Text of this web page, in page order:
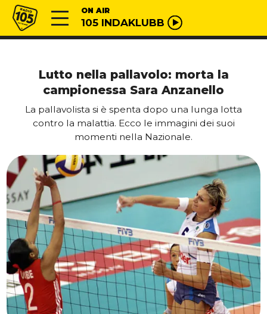
Vai al contenuto
Radio 105 ON AIR
105 INDAKLUBB
Lutto nella pallavolo: morta la
campionessa Sara Anzanello
La pallavolista si è spenta dopo una lunga lotta
contro la malattia. Ecco le immagini dei suoi
momenti nella Nazionale.